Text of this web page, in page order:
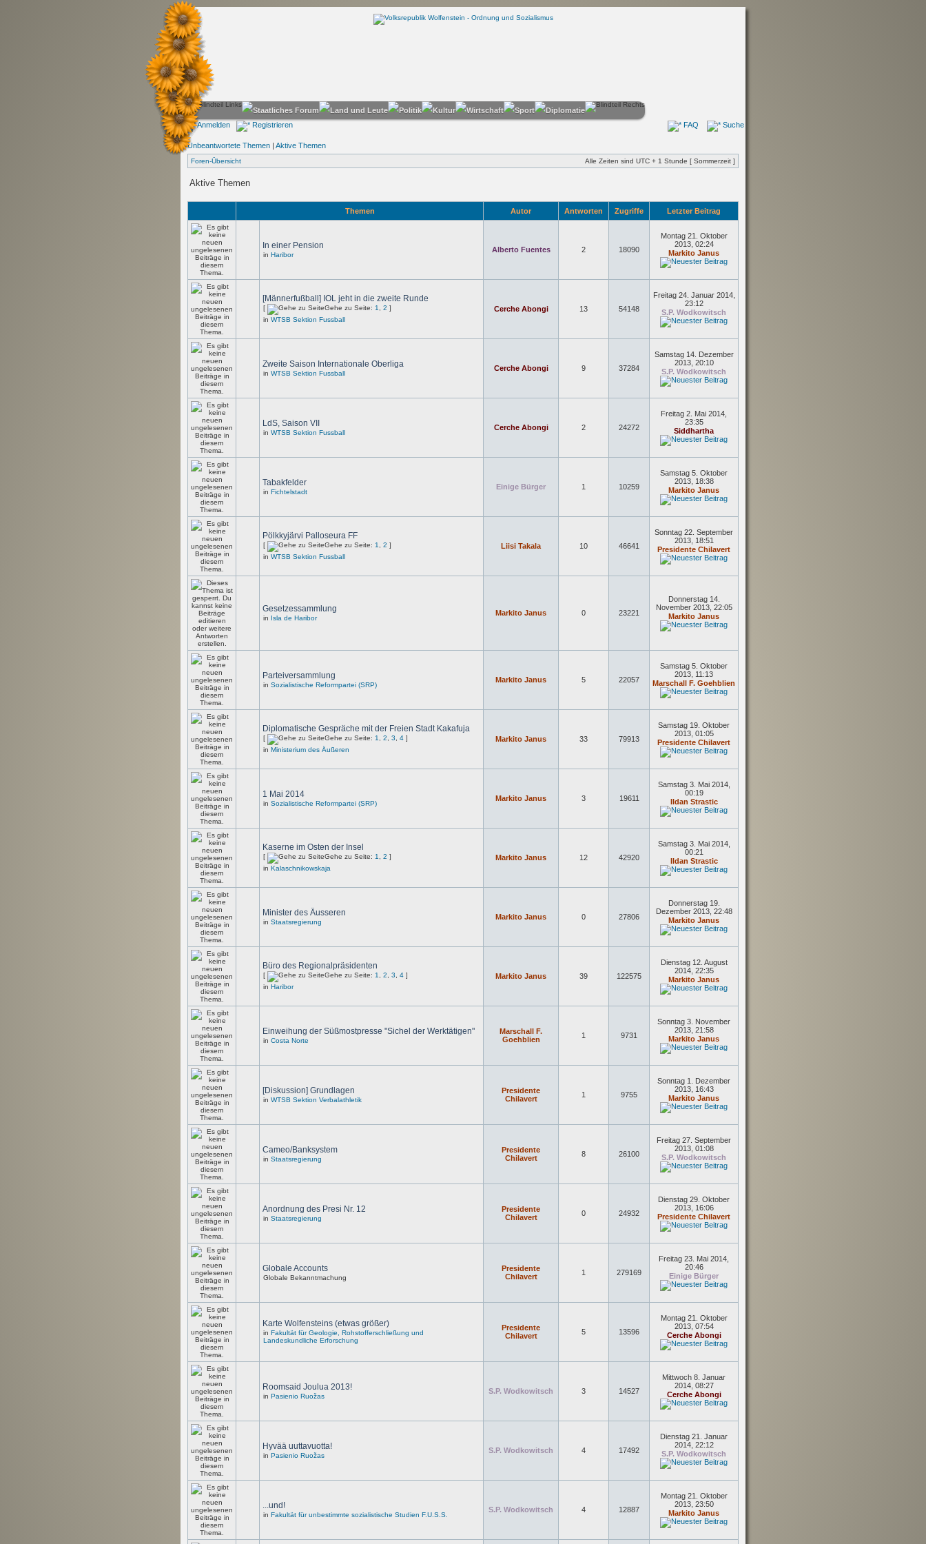
Anmelden Registrieren FAQ Suche
Unbeantwortete Themen | Aktive Themen
Foren-Übersicht Alle Zeiten sind UTC + 1 Stunde [ Sommerzeit ]
Aktive Themen
Themen Autor Antworten Zugriffe Letzter Beitrag
In einer Pension
in Haribor
Alberto Fuentes 2 18090
Montag 21. Oktober
2013, 02:24
Markito Janus
[Männerfußball] IOL jeht in die zweite Runde
[ Gehe zu Seite: 1 2 ]
in WTSB Sektion Fussball
Cerche Abongi 13 54148
Freitag 24. Januar 2014,
23:12
S.P. Wodkowitsch
Zweite Saison Internationale Oberliga
in WTSB Sektion Fussball
Cerche Abongi 9 37284
Samstag 14. Dezember
2013, 20:10
S.P. Wodkowitsch
LdS, Saison VII
in WTSB Sektion Fussball
Cerche Abongi 2 24272
Freitag 2. Mai 2014,
23:35
Siddhartha
Tabakfelder
in Fichtelstadt
Einige Bürger 1 10259
Samstag 5. Oktober
2013, 18:38
Markito Janus
Pölkkyjärvi Palloseura FF
[ Gehe zu Seite: 1 2 ]
in WTSB Sektion Fussball
Liisi Takala 10 46641
Sonntag 22. September
2013, 18:51
Presidente Chilavert
Gesetzessammlung
in Isla de Haribor
Markito Janus 0 23221
Donnerstag 14.
November 2013, 22:05
Markito Janus
Parteiversammlung
in Sozialistische Reformpartei (SRP)
Markito Janus 5 22057
Samstag 5. Oktober
2013, 11:13
Marschall F. Goehblien
Diplomatische Gespräche mit der Freien Stadt Kakafuja
[ Gehe zu Seite: 1 2 3 4 ]
in Ministerium des Äußeren
Markito Janus 33 79913
Samstag 19. Oktober
2013, 01:05
Presidente Chilavert
1 Mai 2014
in Sozialistische Reformpartei (SRP)
Markito Janus 3 19611
Samstag 3. Mai 2014,
00:19
Ildan Strastic
Kaserne im Osten der Insel
[ Gehe zu Seite: 1 2 ]
in Kalaschnikowskaja
Markito Janus 12 42920
Samstag 3. Mai 2014,
00:21
Ildan Strastic
Minister des Äusseren
in Staatsregierung
Markito Janus 0 27806
Donnerstag 19.
Dezember 2013, 22:48
Markito Janus
Büro des Regionalpräsidenten
[ Gehe zu Seite: 1 2 3 4 ]
in Haribor
Markito Janus 39 122575
Dienstag 12. August
2014, 22:35
Markito Janus
Einweihung der Süßmostpresse "Sichel der Werktätigen"
in Costa Norte
Marschall F.
Goehblien
1 9731
Sonntag 3. November
2013, 21:58
Markito Janus
[Diskussion] Grundlagen
in WTSB Sektion Verbalathletik
Presidente
Chilavert
1 9755
Sonntag 1. Dezember
2013, 16:43
Markito Janus
Cameo/Banksystem
in Staatsregierung
Presidente
Chilavert
8 26100
Freitag 27. September
2013, 01:08
S.P. Wodkowitsch
Anordnung des Presi Nr. 12
in Staatsregierung
Presidente
Chilavert
0 24932
Dienstag 29. Oktober
2013, 16:06
Presidente Chilavert
Globale Accounts
Globale Bekanntmachung
Presidente
Chilavert
1 279169
Freitag 23. Mai 2014,
20:46
Einige Bürger
Karte Wolfensteins (etwas größer)
in Fakultät für Geologie, Rohstofferschließung und
Landeskundliche Erforschung
Presidente
Chilavert
5 13596
Montag 21. Oktober
2013, 07:54
Cerche Abongi
Roomsaid Joulua 2013!
in Pasienio Ruožas
S.P. Wodkowitsch 3 14527
Mittwoch 8. Januar
2014, 08:27
Cerche Abongi
Hyvää uuttavuotta!
in Pasienio Ruožas
S.P. Wodkowitsch 4 17492
Dienstag 21. Januar
2014, 22:12
S.P. Wodkowitsch
...und!
in Fakultät für unbestimmte sozialistische Studien F.U.S.S.
S.P. Wodkowitsch 4 12887
Montag 21. Oktober
2013, 23:50
Markito Janus